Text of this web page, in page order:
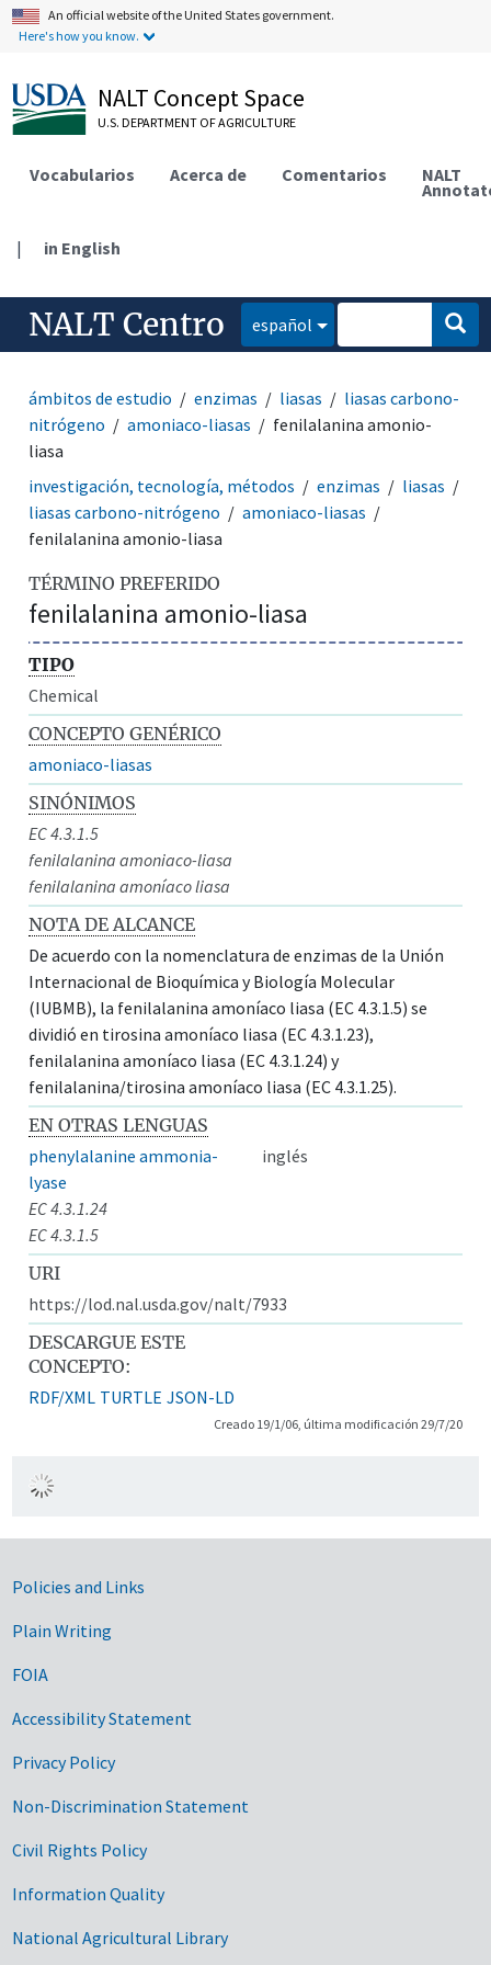
An official website of the United States government.
Here's how you know.
NALT Concept Space
U.S. DEPARTMENT OF AGRICULTURE
Vocabularios Acerca de Comentarios NALT
| in English
NALT Centro español
ámbitos de estudio enzimas liasas
liasas carbono-
nitrógeno
amoniaco-liasas
fenilalanina amonio-
liasa
investigación, tecnología, métodos
enzimas
liasas
liasas carbono-nitrógeno
amoniaco-liasas
fenilalanina amonio-liasa
TÉRMINO PREFERIDO
fenilalanina amonio-liasa
TIPO
Chemical
CONCEPTO GENÉRICO
amoniaco-liasas
SINÓNIMOS
EC 4.3.1.5
fenilalanina amoniaco-liasa
fenilalanina amoníaco liasa
NOTA DE ALCANCE
De acuerdo con la nomenclatura de enzimas de la Unión
Internacional de Bioquímica y Biología Molecular
(IUBMB), la fenilalanina amoníaco liasa (EC 4.3.1.5) se
dividió en tirosina amoníaco liasa (EC 4.3.1.23),
fenilalanina amoníaco liasa (EC 4.3.1.24) y
fenilalanina/tirosina amoníaco liasa (EC 4.3.1.25).
EN OTRAS LENGUAS
phenylalanine ammonia-
lyase
inglés
EC 4.3.1.24
EC 4.3.1.5
URI
https://lod.nal.usda.gov/nalt/7933
DESCARGUE ESTE
CONCEPTO:
RDF/XML TURTLE JSON-LD
Creado 19/1/06, última modificación 29/7/20
Government Links
Policies and Links
Plain Writing
FOIA
Accessibility Statement
Privacy Policy
Non-Discrimination Statement
Civil Rights Policy
Information Quality
National Agricultural Library